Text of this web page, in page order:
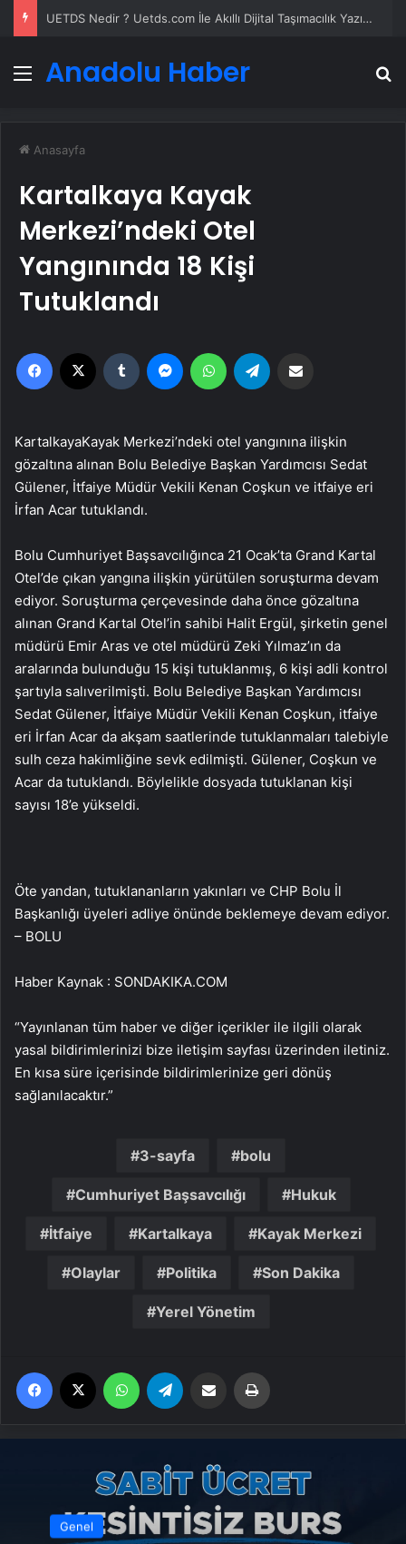
UETDS Nedir ? Uetds.com İle Akıllı Dijital Taşımacılık Yazılımı
Menü
Anadolu Haber
Anasayfa
Kartalkaya Kayak
Merkezi’ndeki Otel
Yangınında 18 Kişi
Tutuklandı
Facebook Tumblr MessengerWhatsApp
KartalkayaKayak Merkezi’ndeki otel yangınına ilişkin
gözaltına alınan Bolu Belediye Başkan Yardımcısı Sedat
Gülener, İtfaiye Müdür Vekili Kenan Coşkun ve itfaiye eri
İrfan Acar tutuklandı.
Bolu Cumhuriyet Başsavcılığınca 21 Ocak’ta Grand Kartal
Otel’de çıkan yangına ilişkin yürütülen soruşturma devam
ediyor. Soruşturma çerçevesinde daha önce gözaltına
alınan Grand Kartal Otel’in sahibi Halit Ergül, şirketin genel
müdürü Emir Aras ve otel müdürü Zeki Yılmaz’ın da
aralarında bulunduğu 15 kişi tutuklanmış, 6 kişi adli kontrol
şartıyla salıverilmişti. Bolu Belediye Başkan Yardımcısı
Sedat Gülener, İtfaiye Müdür Vekili Kenan Coşkun, itfaiye
eri İrfan Acar da akşam saatlerinde tutuklanmaları talebiyle
sulh ceza hakimliğine sevk edilmişti. Gülener, Coşkun ve
Acar da tutuklandı. Böylelikle dosyada tutuklanan kişi
sayısı 18’e yükseldi.
Öte yandan, tutuklananların yakınları ve CHP Bolu İl
Başkanlığı üyeleri adliye önünde beklemeye devam ediyor.
– BOLU
Haber Kaynak : SONDAKIKA.COM
“Yayınlanan tüm haber ve diğer içerikler ile ilgili olarak
yasal bildirimlerinizi bize iletişim sayfası üzerinden iletiniz.
En kısa süre içerisinde bildirimlerinize geri dönüş
sağlanılacaktır.”
3-sayfa bolu
Cumhuriyet Başsavcılığı Hukuk
İtfaiye Kartalkaya Kayak Merkezi
Olaylar Politika Son Dakika
Yerel Yönetim
Facebook WhatsApp Email'den paylaş
Genel